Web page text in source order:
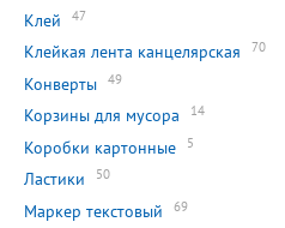
Клей 47
Клейкая лента канцелярская 70
Конверты 49
Корзины для мусора 14
Коробки картонные 5
Ластики 50
Маркер текстовый 69